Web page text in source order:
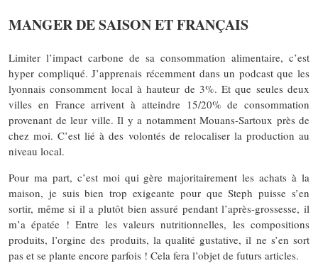
MANGER DE SAISON ET FRANÇAIS
Limiter l’impact carbone de sa consommation alimentaire, c’est
hyper compliqué. J’apprenais récemment dans un podcast que les
lyonnais consomment local à hauteur de 3%. Et que seules deux
villes en France arrivent à atteindre 15/20% de consommation
provenant de leur ville. Il y a notamment Mouans-Sartoux près de
chez moi. C’est lié à des volontés de relocaliser la production au
niveau local.
Pour ma part, c’est moi qui gère majoritairement les achats à la
maison, je suis bien trop exigeante pour que Steph puisse s’en
sortir, même si il a plutôt bien assuré pendant l’après-grossesse, il
m’a épatée ! Entre les valeurs nutritionnelles, les compositions
produits, l’orgine des produits, la qualité gustative, il ne s’en sort
pas et se plante encore parfois ! Cela fera l’objet de futurs articles.